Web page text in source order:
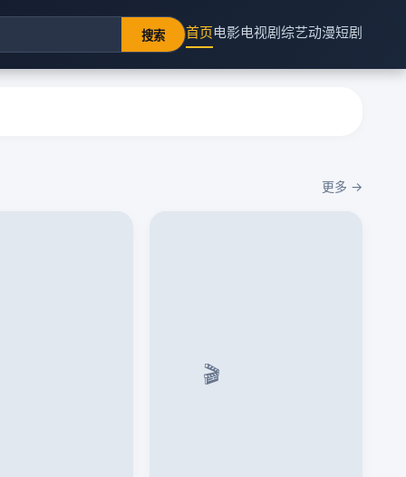
搜索 首页电影电视剧综艺动漫短剧
更多 →